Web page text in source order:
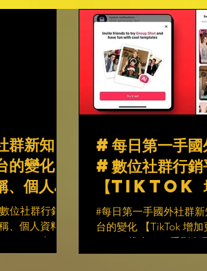
群新知
的變化
個人資
實驗】
位社群行銷平
、個人資料封
2025 年的
歡迎的更新
#每日第一手國
#數位社群行銷
【TikTok
Gen AI 功
#每日第一手國外社群新
台的變化 【TikTok 增加
TikTok 推出了一系列有
慧功能，這些功能符合